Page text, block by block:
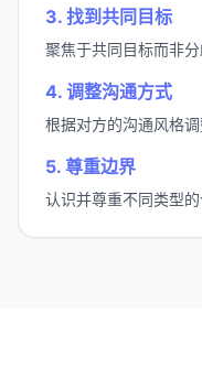
3. 找到共同目标
聚焦于共同目标而非
4. 调整沟通方式
根据对方的沟通风格
5. 尊重边界
认识并尊重不同类型